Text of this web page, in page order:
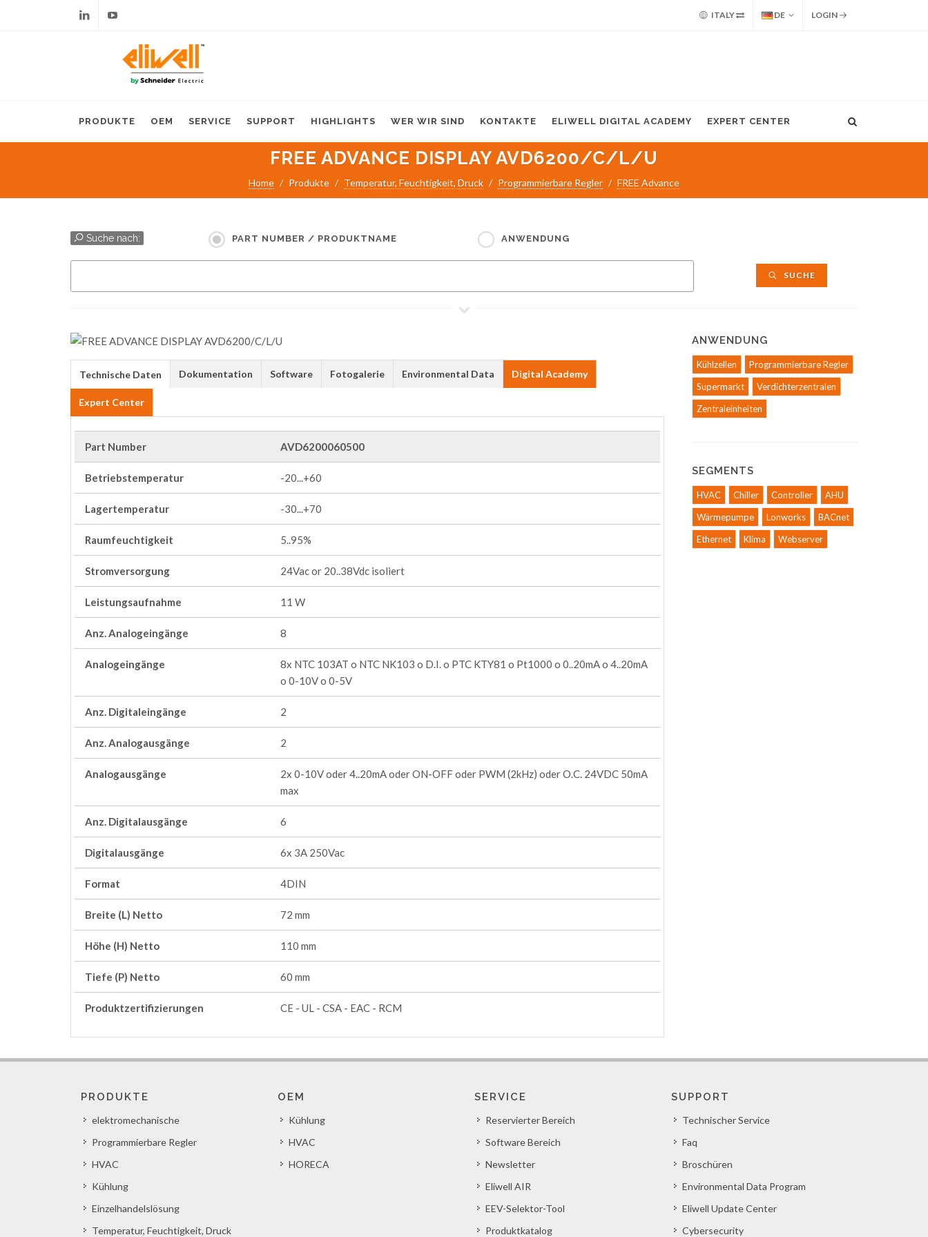
ITALY DE LOGIN
PRODUKTE OEM SERVICE SUPPORT HIGHLIGHTS WER WIR SIND KONTAKTE ELIWELL DIGITAL ACADEMY EXPERT CENTER
FREE ADVANCE DISPLAY AVD6200/C/L/U
Home Produkte Temperatur, Feuchtigkeit, Druck Programmierbare Regler FREE Advance
Suche nach: PART NUMBER / PRODUKTNAME ANWENDUNG
SUCHE
Technische Daten Dokumentation Software Fotogalerie Environmental Data Digital Academy
Expert Center
Part Number AVD6200060500
Betriebstemperatur -20...+60
Lagertemperatur -30...+70
Raumfeuchtigkeit 5..95%
Stromversorgung 24Vac or 20..38Vdc isoliert
Leistungsaufnahme 11 W
Anz. Analogeingänge 8
Analogeingänge
8x NTC 103AT o NTC NK103 o D.I. o PTC KTY81 o Pt1000 o 0..20mA o 4..20mA
o 0-10V o 0-5V
Anz. Digitaleingänge 2
Anz. Analogausgänge 2
Analogausgänge
2x 0-10V oder 4..20mA oder ON-OFF oder PWM (2kHz) oder O.C. 24VDC 50mA
max
Anz. Digitalausgänge 6
Digitalausgänge 6x 3A 250Vac
Format 4DIN
Breite (L) Netto 72 mm
Höhe (H) Netto 110 mm
Tiefe (P) Netto 60 mm
Produktzertifizierungen CE - UL - CSA - EAC - RCM
ANWENDUNG
Kühlzellen
Programmierbare Regler
Supermarkt
Verdichterzentralen
Zentraleinheiten
SEGMENTS
HVAC Chiller Controller
AHU
Wärmepumpe
Lonworks
BACnet
Ethernet
Klima Webserver
PRODUKTE
elektromechanische
Programmierbare Regler
HVAC
Kühlung
Einzelhandelslösung
Temperatur, Feuchtigkeit, Druck
OEM
Kühlung
HVAC
HORECA
SERVICE
Reservierter Bereich
Software Bereich
Newsletter
Eliwell AIR
EEV-Selektor-Tool
Produktkatalog
SUPPORT
Technischer Service
Faq
Broschüren
Environmental Data Program
Eliwell Update Center
Cybersecurity